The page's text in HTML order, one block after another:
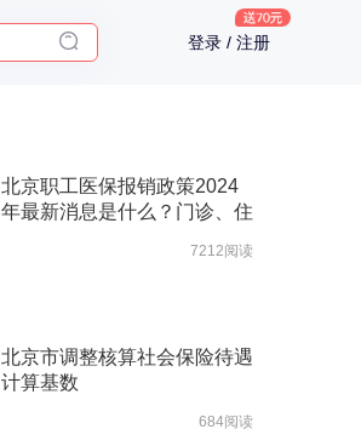
登录 / 注册
北京职工医保报销政策2024
年最新消息是什么？门诊、住
7212阅读
北京市调整核算社会保险待遇
计算基数
684阅读